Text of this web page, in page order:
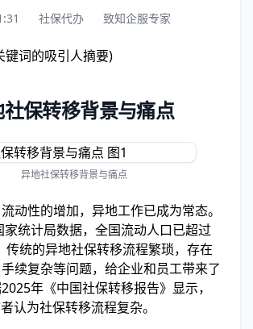
社保代办 致知企服专家
键词的吸引人摘要)
保转移背景与痛点
异地社保转移背景与痛点
动性的增加，异地工作已成为常态。
统计局数据，全国流动人口已超过
传统的异地社保转移流程繁琐，存在
续复杂等问题，给企业和员工带来了
年《中国社保转移报告》显示，
认为社保转移流程复杂。